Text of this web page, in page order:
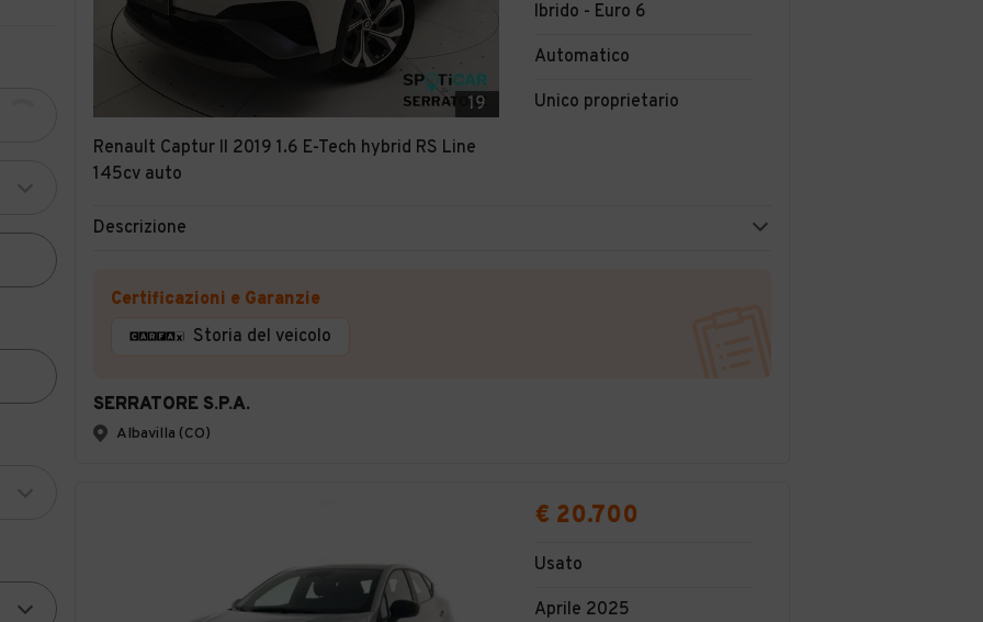
19
Renault Captur II 2019 1.6 E-Tech hybrid RS Line
145cv auto
Ibrido - Euro 6
Automatico
Unico proprietario
Descrizione
Certificazioni e Garanzie
Storia del veicolo
SERRATORE S.P.A.
Albavilla (CO)
€ 20.700
Usato
Aprile 2025